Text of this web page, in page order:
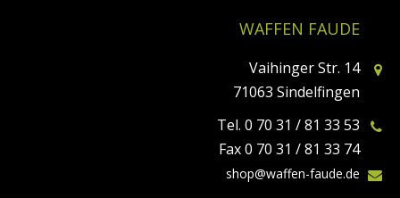
WAFFEN FAUDE
Vaihinger Str. 14
71063 Sindelfingen
Tel. 0 70 31 / 81 33 53
Fax 0 70 31 / 81 33 74
shop@waffen-faude.de